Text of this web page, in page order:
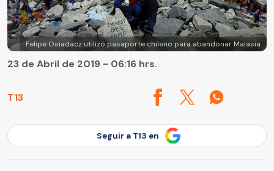
Felipe Osiadacz utilizó pasaporte chileno para abandonar Malasia
T13
23 de Abril de 2019 - 06:16 hrs.
Seguir a T13 en